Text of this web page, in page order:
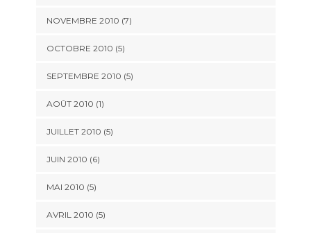
NOVEMBRE 2010 (7)
OCTOBRE 2010 (5)
SEPTEMBRE 2010 (5)
AOÛT 2010 (1)
JUILLET 2010 (5)
JUIN 2010 (6)
MAI 2010 (5)
AVRIL 2010 (5)